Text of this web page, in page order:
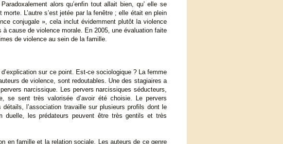
alors qu’enfin tout allait bien, qu’ elle se
L’autre s’est jetée par la fenêtre ; elle était en plein
conjugale », cela inclut évidemment plutôt la violence
cause de violence morale. En 2005, une évaluation faite
de violence au sein de la famille.
sur ce point. Est-ce sociologique ? La femme
de violence, sont redoutables. Une des stagiaires a
narcissique. Les pervers narcissiques séducteurs,
se sent très valorisée d’avoir été choisie. Le pervers
l’association travaille sur plusieurs profils dont le
duelle, les prédateurs peuvent être très gentils et très
en famille et la relation sociale. Les auteurs de ce genre